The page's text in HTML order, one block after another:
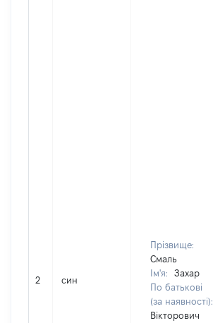
2 син
Прізвище:
Смаль
Ім'я:
Захар
По батькові
(за наявності):
Вікторович